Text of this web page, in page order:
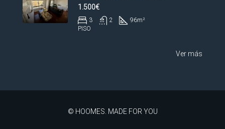
1.500€
3 2 96m²
PISO
Ver más
© HOOMES. MADE FOR YOU